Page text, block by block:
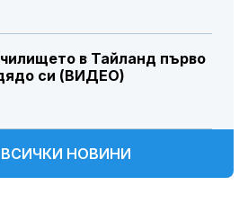
в Тайланд първо
си (ВИДЕО)
НОВИНИ